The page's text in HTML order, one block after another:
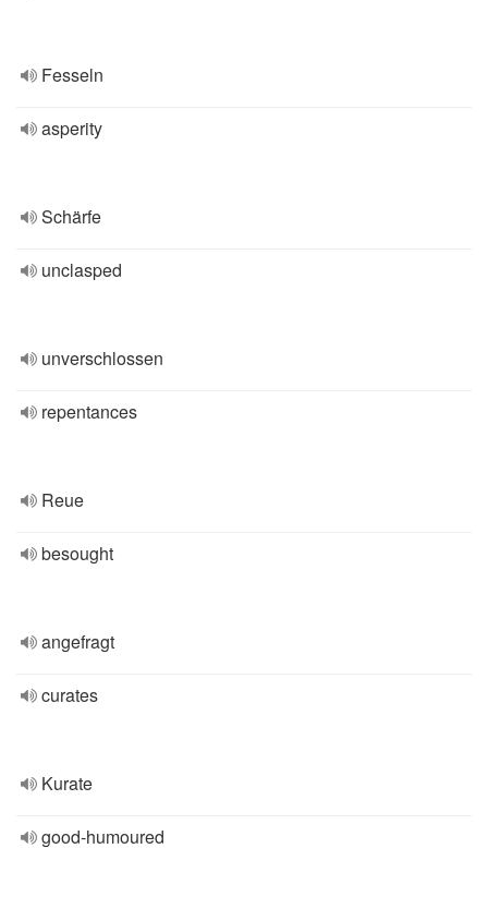
Fesseln
asperity
Schärfe
unclasped
unverschlossen
repentances
Reue
besought
angefragt
curates
Kurate
good-humoured